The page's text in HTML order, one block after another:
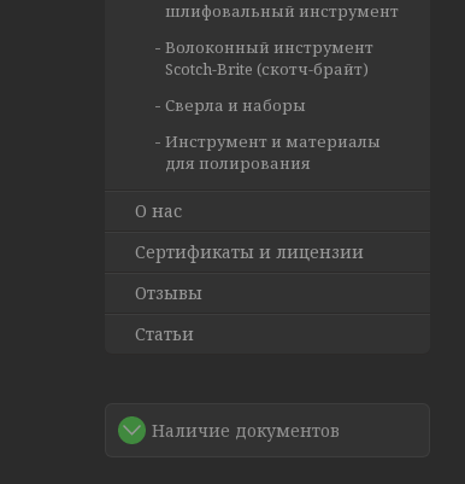
шлифовальный инструмент
Волоконный инструмент
Scotch-Brite (скотч-брайт)
Сверла и наборы
Инструмент и материалы
для полирования
О нас
Сертификаты и лицензии
Отзывы
Статьи
Наличие документов